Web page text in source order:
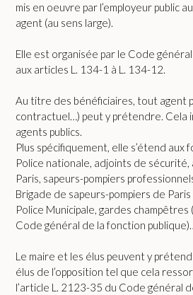
mis en oeuvre par l’employeur public
agent (au sens large).
Elle est organisée par le Code
aux articles L. 134-1 à L. 134-12.
Au titre des bénéficiaires, tout agent
contractuel…) peut y prétendre. Cela
agents publics.
Plus spécifiquement, elle s’étend aux
Police nationale, adjoints de sécurité,
Paris, sapeurs-pompiers
Brigade de sapeurs-pompiers de Paris
Police Municipale, gardes
Code général de la fonction
Le maire et les élus peuvent y
élus de l’opposition tel que cela
l’article L. 2123-35 du Code général